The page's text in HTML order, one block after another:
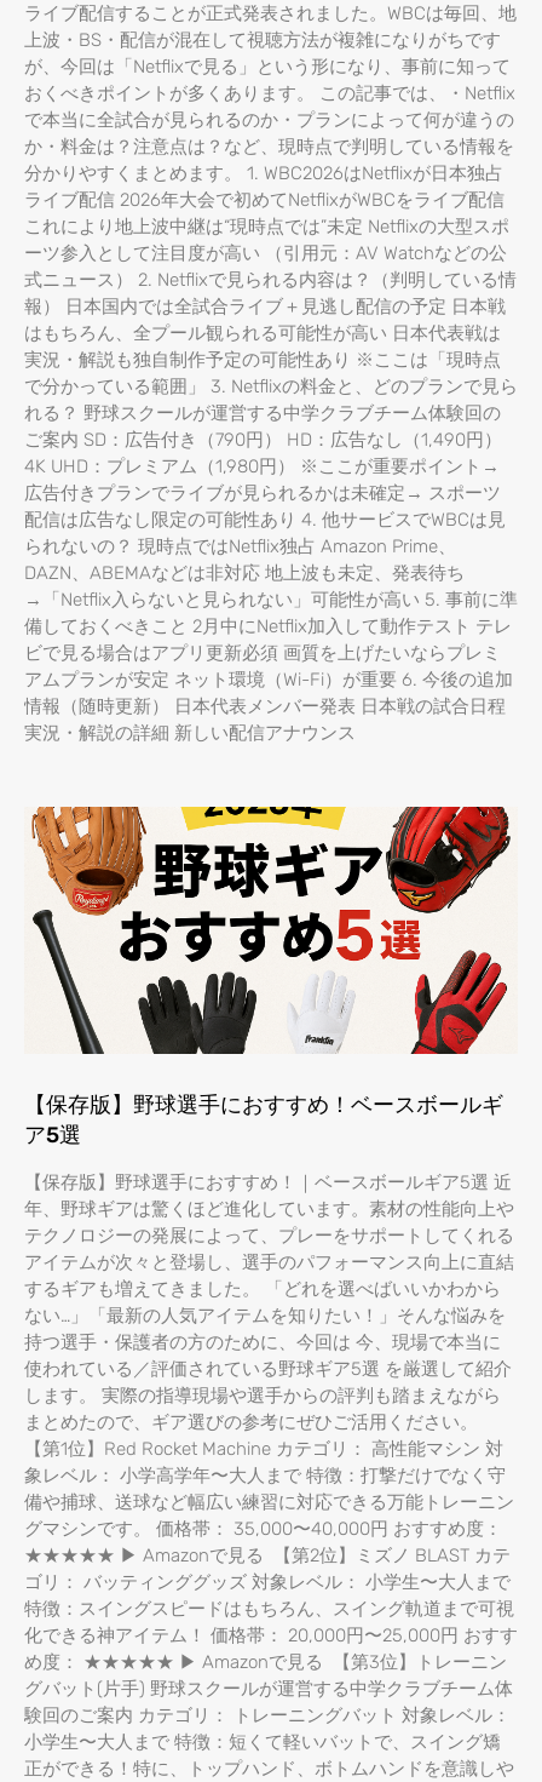
ライブ配信することが正式発表されました。WBCは毎回、地
上波・BS・配信が混在して視聴方法が複雑になりがちです
が、今回は「Netflixで見る」という形になり、事前に知って
おくべきポイントが多くあります。 この記事では、・Netflix
で本当に全試合が見られるのか・プランによって何が違うの
か・料金は？注意点は？など、現時点で判明している情報を
分かりやすくまとめます。 1. WBC2026はNetflixが日本独占
ライブ配信 2026年大会で初めてNetflixがWBCをライブ配信
これにより地上波中継は“現時点では”未定 Netflixの大型スポ
ーツ参入として注目度が高い （引用元：AV Watchなどの公
式ニュース） 2. Netflixで見られる内容は？（判明している情
報） 日本国内では全試合ライブ＋見逃し配信の予定 日本戦
はもちろん、全プール観られる可能性が高い 日本代表戦は
実況・解説も独自制作予定の可能性あり ※ここは「現時点
で分かっている範囲」 3. Netflixの料金と、どのプランで見ら
れる？ 野球スクールが運営する中学クラブチーム体験回の
ご案内 SD：広告付き（790円） HD：広告なし（1,490円）
4K UHD：プレミアム（1,980円） ※ここが重要ポイント→
広告付きプランでライブが見られるかは未確定→ スポーツ
配信は広告なし限定の可能性あり 4. 他サービスでWBCは見
られないの？ 現時点ではNetflix独占 Amazon Prime、
DAZN、ABEMAなどは非対応 地上波も未定、発表待ち
→「Netflix入らないと見られない」可能性が高い 5. 事前に準
備しておくべきこと 2月中にNetflix加入して動作テスト テレ
ビで見る場合はアプリ更新必須 画質を上げたいならプレミ
アムプランが安定 ネット環境（Wi-Fi）が重要 6. 今後の追加
情報（随時更新） 日本代表メンバー発表 日本戦の試合日程
実況・解説の詳細 新しい配信アナウンス
【保存版】野球選手におすすめ！ベースボールギ
ア5選
【保存版】野球選手におすすめ！｜ベースボールギア5選 近
年、野球ギアは驚くほど進化しています。素材の性能向上や
テクノロジーの発展によって、プレーをサポートしてくれる
アイテムが次々と登場し、選手のパフォーマンス向上に直結
するギアも増えてきました。 「どれを選べばいいかわから
ない…」「最新の人気アイテムを知りたい！」そんな悩みを
持つ選手・保護者の方のために、今回は 今、現場で本当に
使われている／評価されている野球ギア5選 を厳選して紹介
します。 実際の指導現場や選手からの評判も踏まえながら
まとめたので、ギア選びの参考にぜひご活用ください。
【第1位】Red Rocket Machine カテゴリ： 高性能マシン 対
象レベル： 小学高学年〜大人まで 特徴：打撃だけでなく守
備や捕球、送球など幅広い練習に対応できる万能トレーニン
グマシンです。 価格帯： 35,000〜40,000円 おすすめ度：
★★★★★ ▶ Amazonで見る 【第2位】ミズノ BLAST カテ
ゴリ： バッティンググッズ 対象レベル： 小学生〜大人まで
特徴：スイングスピードはもちろん、スイング軌道まで可視
化できる神アイテム！ 価格帯： 20,000円〜25,000円 おすす
め度： ★★★★★ ▶ Amazonで見る 【第3位】トレーニン
グバット(片手) 野球スクールが運営する中学クラブチーム体
験回のご案内 カテゴリ： トレーニングバット 対象レベル：
小学生〜大人まで 特徴：短くて軽いバットで、スイング矯
正ができる！特に、トップハンド、ボトムハンドを意識しや